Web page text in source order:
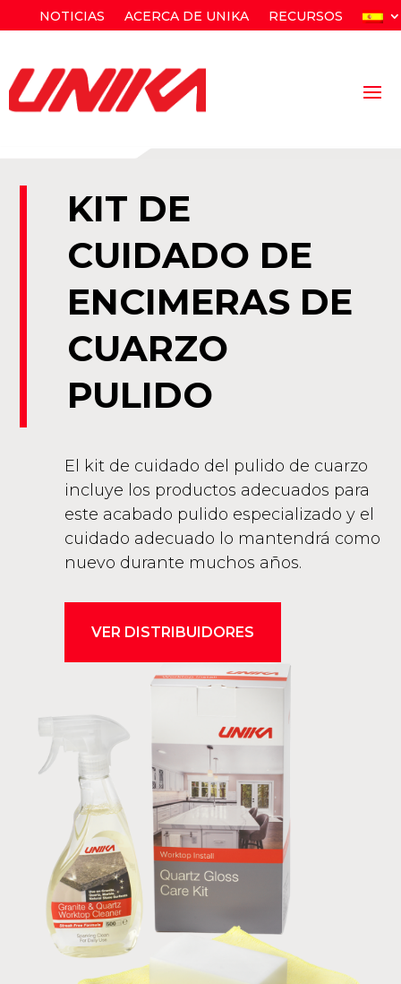
NOTICIAS ACERCA DE UNIKA RECURSOS
KIT DE
CUIDADO DE
ENCIMERAS DE
CUARZO
PULIDO
El kit de cuidado del pulido de cuarzo
incluye los productos adecuados para
este acabado pulido especializado y el
cuidado adecuado lo mantendrá como
nuevo durante muchos años.
VER DISTRIBUIDORES